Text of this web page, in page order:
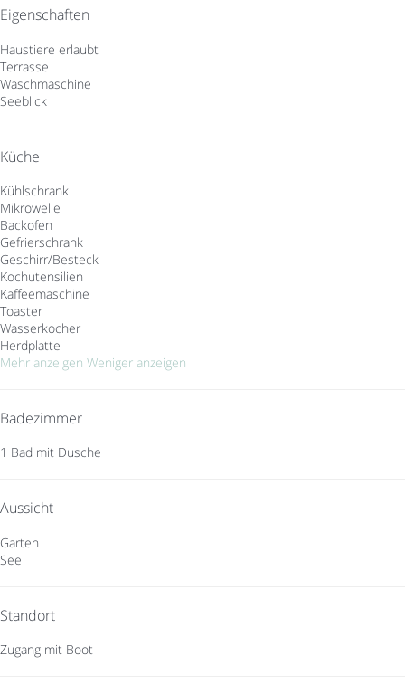
Eigenschaften
Haustiere erlaubt
Terrasse
Waschmaschine
Seeblick
Küche
Kühlschrank
Mikrowelle
Backofen
Gefrierschrank
Geschirr/Besteck
Kochutensilien
Kaffeemaschine
Toaster
Wasserkocher
Herdplatte
Mehr anzeigen Weniger anzeigen
Badezimmer
1 Bad mit Dusche
Aussicht
Garten
See
Standort
Zugang mit Boot